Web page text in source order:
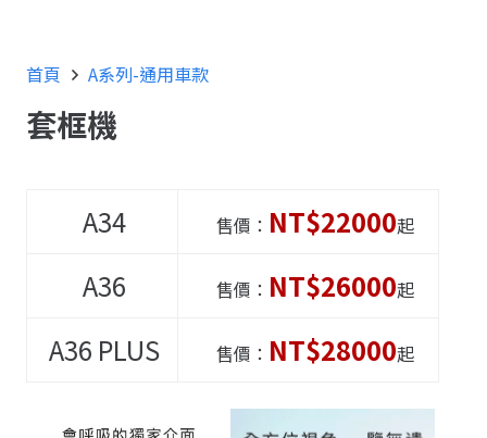
首頁 A系列-通用車款
套框機
A34 售價： NT$22000起
A36 售價： NT$26000起
A36 PLUS 售價： NT$28000起